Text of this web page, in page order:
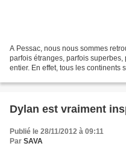
A Pessac, nous nous sommes
parfois étranges, parfois
entier. En effet, tous les continents
Dylan est vraiment
Publié le 28/11/2012 à 09:11
Par SAVA